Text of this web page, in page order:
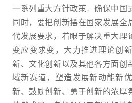
一系列重大方针政策，确保中国
同时，要把创新摆在国家发展全
代发展要求，着眼于解决重大理
变应变求变，大力推进理论创
新、文化创新以及其他各方面创
域新赛道，塑造发展新动能新
新、鼓励创新、勇于创新的浓厚